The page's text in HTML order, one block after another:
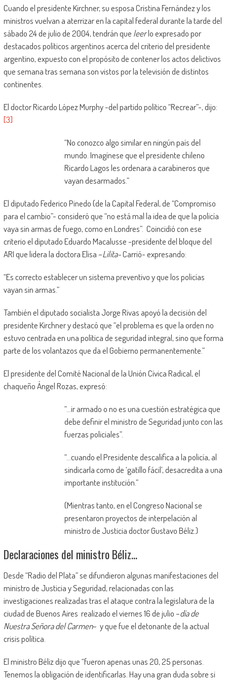
Cuando el presidente Kirchner, su esposa Cristina Fernández y los
ministros vuelvan a aterrizar en la capital federal durante la tarde del
sábado 24 de julio de 2004, tendrán que leerlo expresado por
destacados políticos argentinos acerca del criterio del presidente
argentino, expuesto con el propósito de contener los actos delictivos
que semana tras semana son vistos por la televisión de distintos
continentes.
El doctor Ricardo López Murphy -del partido político “Recrear”-, dijo:
[3]
“No conozco algo similar en ningún país del
mundo. Imagínese que el presidente chileno
Ricardo Lagos les ordenara a carabineros que
vayan desarmados.”
El diputado Federico Pinedo (de la Capital Federal, de “Compromiso
para el cambio”- consideró que “no está mal la idea de que la policía
vaya sin armas de fuego, como en Londres”. Coincidió con ese
criterio el diputado Eduardo Macalusse -presidente del bloque del
ARI que lidera la doctora Elisa –Lilita-Carrió- expresando:
“Es correcto establecer un sistema preventivo y que los policías
vayan sin armas.”
También el diputado socialista Jorge Rivas apoyó la decisión del
presidente Kirchner y destacó que “el problema es que la orden no
estuvo centrada en una política de seguridad integral, sino que forma
parte de los volantazos que da el Gobierno permanentemente.”
El presidente del Comité Nacional de la Unión Cívica Radical, el
chaqueño Ángel Rozas, expresó:
“…ir armado o no es una cuestión estratégica que
debe definir el ministro de Seguridad junto con las
fuerzas policiales”.
“…cuando el Presidente descalifica a la policía, al
sindicarla como de ‘gatillo fácil’, desacredita a una
importante institución.”
(Mientras tanto, en el Congreso Nacional se
presentaron proyectos de interpelación al
ministro de Justicia doctor Gustavo Béliz.)
Declaraciones del ministro Béliz…
Desde “Radio del Plata” se difundieron algunas manifestaciones del
ministro de Justicia y Seguridad, relacionadas con las
investigaciones realizadas tras el ataque contra la legislatura de la
ciudad de Buenos Aires realizado el viernes 16 de julio –día de
Nuestra Señora del Carmen– y que fue el detonante de la actual
crisis política.
El ministro Béliz dijo que “fueron apenas unas 20, 25 personas.
Tenemos la obligación de identificarlas. Hay una gran duda sobre si